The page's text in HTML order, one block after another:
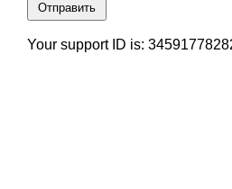
Отправить
Your support ID is: